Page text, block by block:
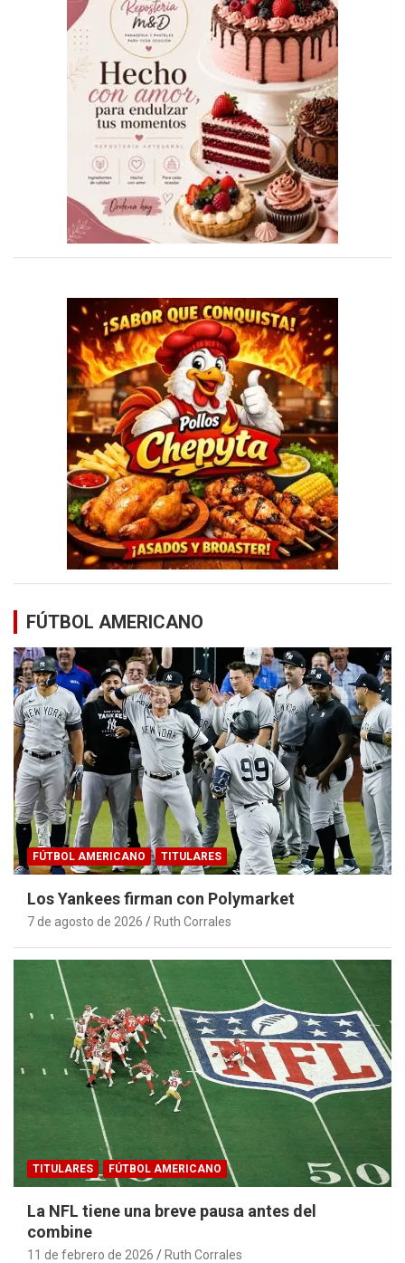
FÚTBOL AMERICANO
FÚTBOL AMERICANO TITULARES
Los Yankees firman con Polymarket
7 de agosto de 2026 Ruth Corrales
TITULARES FÚTBOL AMERICANO
La NFL tiene una breve pausa antes del
combine
11 de febrero de 2026 Ruth Corrales